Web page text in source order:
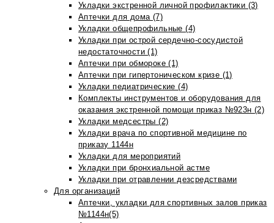
Укладки экстренной личной профилактики (3)
Аптечки для дома (7)
Укладки общепрофильные (4)
Укладки при острой сердечно-сосудистой
недостаточности (1)
Аптечки при обмороке (1)
Аптечки при гипертоническом кризе (1)
Укладки педиатрические (4)
Комплекты инструментов и оборудования для
оказания экстренной помощи приказ №923н (2)
Укладки медсестры (2)
Укладки врача по спортивной медицине по
приказу 1144н
Укладки для мероприятий
Укладки при бронхиальной астме
Укладки при отравлении дезсредствами
Для организаций
Аптечки, укладки для спортивных залов приказ
№1144н(5)